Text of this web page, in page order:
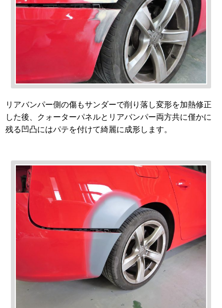
リアバンパー側の傷もサンダーで削り落し変形を加熱修正
した後、クォーターパネルとリアバンパー両方共に僅かに
残る凹凸にはパテを付けて綺麗に成形します。